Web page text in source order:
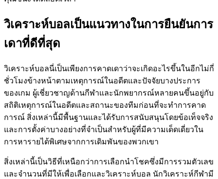
วิเคราะห์บอลเป็นแนวทางในการยืนยันการ
เดาที่ดีที่สุด
วิเคราะห์บอลนี่เป็นเพียงการคาดเดาว่าจะเกิดอะไรขึ้นในอีกไม่กี่
ชั่วโมงข้างหน้าตามเหตุการณ์ในอดีตและปัจจัยบางประการ
ของเกม ผู้เชี่ยวชาญด้านกีฬาและนักพยากรณ์หลายคนขึ้นอยู่กับ
สถิติเหตุการณ์ในอดีตและสถานะของทีมก่อนที่จะทำการคาด
การณ์ สิ่งเหล่านี้มีพื้นฐานและได้รับการสนับสนุนโดยข้อเท็จจริง
และการตั้งค่าบางอย่างที่จำเป็นสำหรับผู้ที่มีความเด็ดเดี่ยวใน
การหารายได้พิเศษจากการเดิมพันของพวกเขา
สิ่งเหล่านี้เป็นวิธีที่เหนือกว่าการเลือกนำโชคซึ่งมีการรวมตัวเลข
และจำนวนที่มีให้เพื่อเลือกและวิเคราะห์บอล นักวิเคราะห์กีฬามี